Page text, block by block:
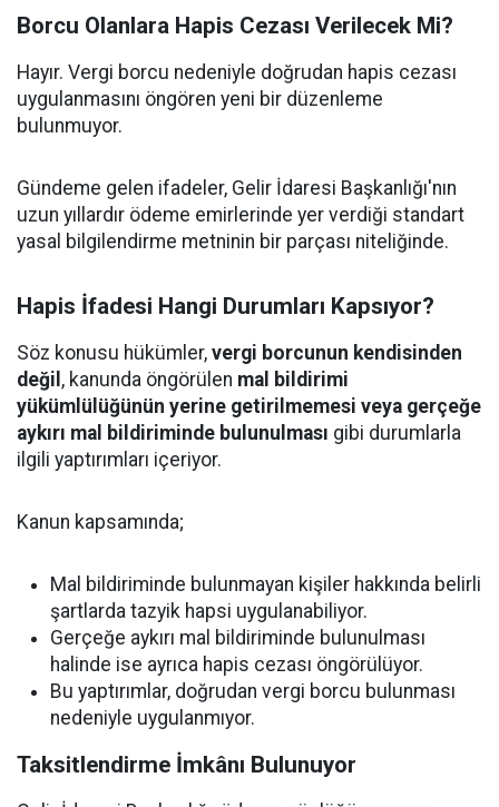
Borcu Olanlara Hapis Cezası Verilecek Mi?
Hayır. Vergi borcu nedeniyle doğrudan hapis cezası
uygulanmasını öngören yeni bir düzenleme
bulunmuyor.
Gündeme gelen ifadeler, Gelir İdaresi Başkanlığı'nın
uzun yıllardır ödeme emirlerinde yer verdiği standart
yasal bilgilendirme metninin bir parçası niteliğinde.
Hapis İfadesi Hangi Durumları Kapsıyor?
Söz konusu hükümler, vergi borcunun kendisinden
değil , kanunda öngörülen mal bildirimi
yükümlülüğünün yerine getirilmemesi veya gerçeğe
aykırı mal bildiriminde bulunulması gibi durumlarla
ilgili yaptırımları içeriyor.
Kanun kapsamında;
Mal bildiriminde bulunmayan kişiler hakkında belirli
şartlarda tazyik hapsi uygulanabiliyor.
Gerçeğe aykırı mal bildiriminde bulunulması
halinde ise ayrıca hapis cezası öngörülüyor.
Bu yaptırımlar, doğrudan vergi borcu bulunması
nedeniyle uygulanmıyor.
Taksitlendirme İmkânı Bulunuyor